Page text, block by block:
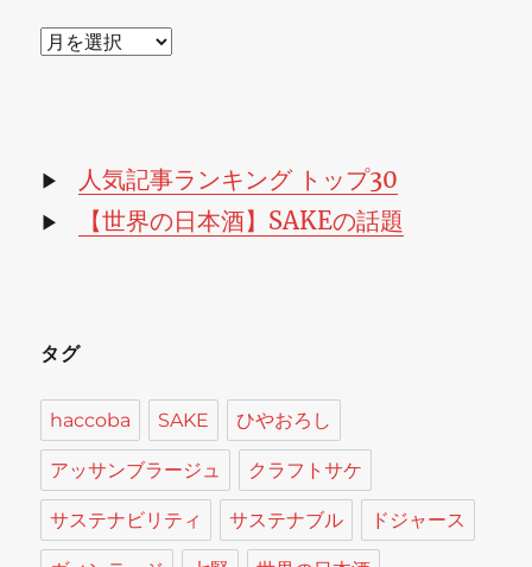
ア
ブ
▶ 人気記事ランキング トップ30
▶ 【世界の日本酒】SAKEの話題
タグ
haccoba SAKE ひやおろし
アッサンブラージュ クラフトサケ
サステナビリティ サステナブル ドジャース